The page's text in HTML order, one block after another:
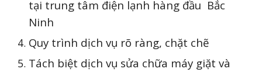
tại trung tâm điện lạnh hàng đầu Bắc
Ninh
Quy trình dịch vụ rõ ràng, chặt chẽ
Tách biệt dịch vụ sửa chữa máy giặt và